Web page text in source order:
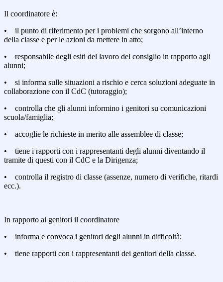
Il coordinatore è:
• il punto di riferimento per i problemi che sorgono all’interno
della classe e per le azioni da mettere in atto;
• responsabile degli esiti del lavoro del consiglio in rapporto agli
alunni;
• si informa sulle situazioni a rischio e cerca soluzioni adeguate in
collaborazione con il CdC (tutoraggio);
• controlla che gli alunni informino i genitori su comunicazioni
scuola/famiglia;
• accoglie le richieste in merito alle assemblee di classe;
• tiene i rapporti con i rappresentanti degli alunni diventando il
tramite di questi con il CdC e la Dirigenza;
• controlla il registro di classe (assenze, numero di verifiche, ritardi
ecc.).
In rapporto ai genitori il coordinatore
• informa e convoca i genitori degli alunni in difficoltà;
• tiene rapporti con i rappresentanti dei genitori della classe.